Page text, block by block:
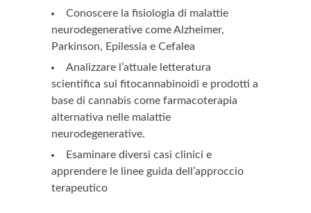
Conoscere la fisiologia di malattie
neurodegenerative come Alzheimer,
Parkinson, Epilessia e Cefalea
Analizzare l’attuale letteratura
scientifica sui fitocannabinoidi e prodotti a
base di cannabis come farmacoterapia
alternativa nelle malattie
neurodegenerative.
Esaminare diversi casi clinici e
apprendere le linee guida dell’approccio
terapeutico